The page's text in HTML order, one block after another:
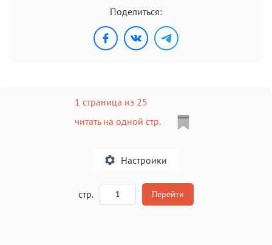
Поделиться:
1 страница из 25
читать на одной стр.
Настроики
стр. Перейти